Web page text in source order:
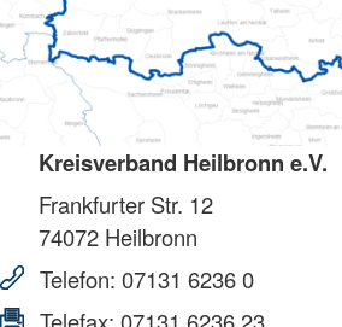
Kreisverband Heilbronn e.V.
Frankfurter Str. 12
74072 Heilbronn
Telefon: 07131 6236 0